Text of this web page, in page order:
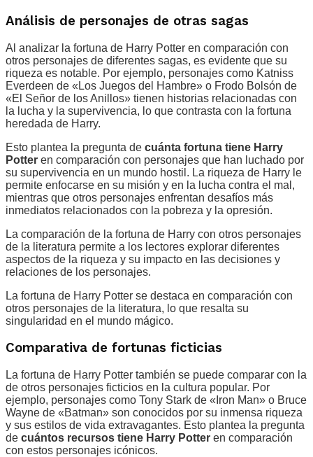
Análisis de personajes de otras sagas
Al analizar la fortuna de Harry Potter en comparación con
otros personajes de diferentes sagas, es evidente que su
riqueza es notable. Por ejemplo, personajes como Katniss
Everdeen de «Los Juegos del Hambre» o Frodo Bolsón de
«El Señor de los Anillos» tienen historias relacionadas con
la lucha y la supervivencia, lo que contrasta con la fortuna
heredada de Harry.
Esto plantea la pregunta de cuánta fortuna tiene Harry
Potter en comparación con personajes que han luchado por
su supervivencia en un mundo hostil. La riqueza de Harry le
permite enfocarse en su misión y en la lucha contra el mal,
mientras que otros personajes enfrentan desafíos más
inmediatos relacionados con la pobreza y la opresión.
La comparación de la fortuna de Harry con otros personajes
de la literatura permite a los lectores explorar diferentes
aspectos de la riqueza y su impacto en las decisiones y
relaciones de los personajes.
La fortuna de Harry Potter se destaca en comparación con
otros personajes de la literatura, lo que resalta su
singularidad en el mundo mágico.
Comparativa de fortunas ficticias
La fortuna de Harry Potter también se puede comparar con la
de otros personajes ficticios en la cultura popular. Por
ejemplo, personajes como Tony Stark de «Iron Man» o Bruce
Wayne de «Batman» son conocidos por su inmensa riqueza
y sus estilos de vida extravagantes. Esto plantea la pregunta
de cuántos recursos tiene Harry Potter en comparación
con estos personajes icónicos.